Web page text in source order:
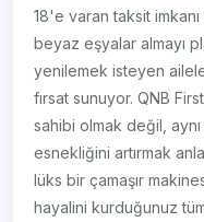
18'e varan taksit
beyaz eşyalar almayı
yenilemek isteyen
fırsat sunuyor. QNB
sahibi olmak değil,
esnekliğini artırmak
lüks bir çamaşır
hayalini kurduğunuz